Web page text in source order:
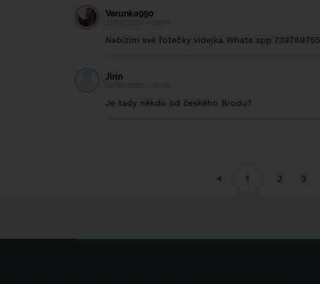
Verunka990
Nabízím své fotečky videjka Whats app 739789755
Jirin
Je tady někdo od českého Brodu?
1 2 3